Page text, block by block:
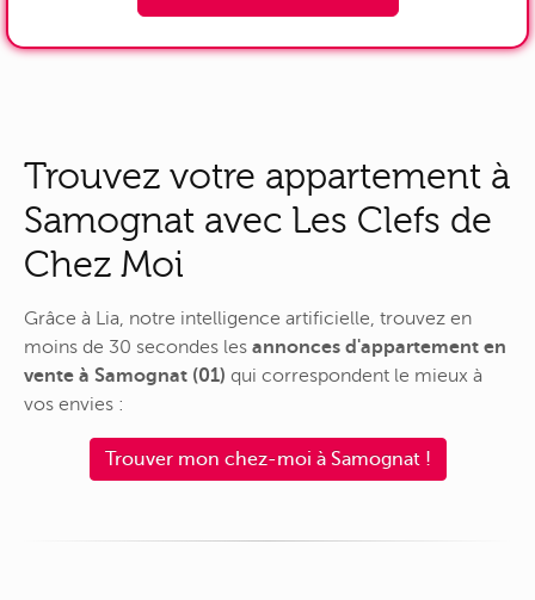
Trouvez votre appartement à
Samognat avec Les Clefs de
Chez Moi
Grâce à Lia, notre intelligence artificielle, trouvez en
moins de 30 secondes les annonces d'appartement en
vente à Samognat (01) qui correspondent le mieux à
vos envies :
Trouver mon chez-moi à Samognat !